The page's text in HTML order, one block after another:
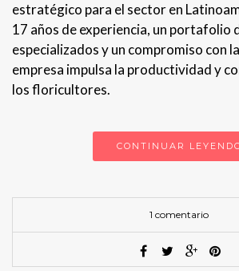
estratégico para el sector en
17 años de experiencia, un portafolio
especializados y un compromiso con
empresa impulsa la productividad y
los floricultores.
CONTINUAR
1 comentario